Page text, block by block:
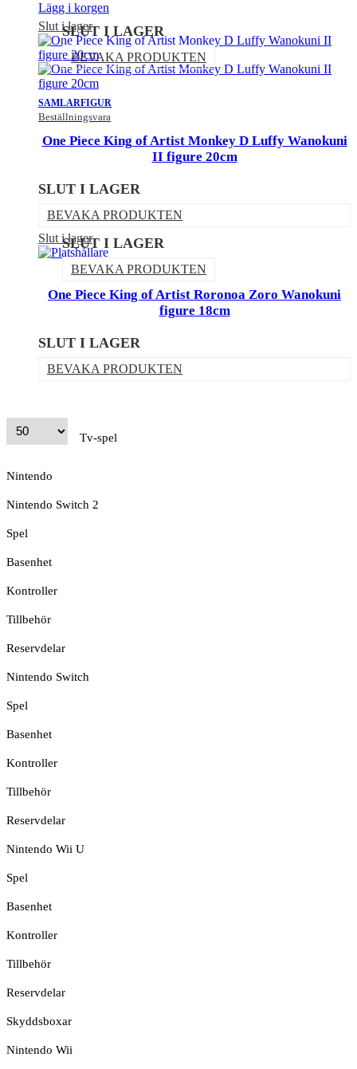
Lägg i korgen
Slut i lager
SAMLARFIGUR
Beställningsvara
SLUT I LAGER
BEVAKA PRODUKTEN
One Piece King of Artist Monkey D Luffy Wanokuni
II figure 20cm
SLUT I LAGER
BEVAKA PRODUKTEN
Slut i lager
SLUT I LAGER
BEVAKA PRODUKTEN
One Piece King of Artist Roronoa Zoro Wanokuni
figure 18cm
SLUT I LAGER
BEVAKA PRODUKTEN
Tv-spel
Nintendo
Nintendo Switch 2
Spel
Basenhet
Kontroller
Tillbehör
Reservdelar
Nintendo Switch
Spel
Basenhet
Kontroller
Tillbehör
Reservdelar
Nintendo Wii U
Spel
Basenhet
Kontroller
Tillbehör
Reservdelar
Skyddsboxar
Nintendo Wii